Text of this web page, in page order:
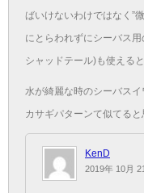
ばいけないわけではなく”
にとらわれずにシーバス
シャッドテール)も使えると
水が綺麗な時のシーバス
カサギパターンて似てる
KenD
2019年 10月